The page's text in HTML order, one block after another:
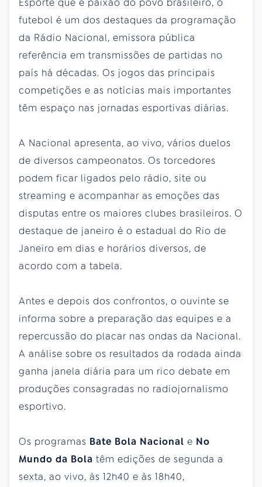
futebol é um dos destaques da programação
da Rádio Nacional, emissora pública
referência em transmissões de partidas no
país há décadas. Os jogos das principais
competições e as notícias mais importantes
têm espaço nas jornadas esportivas diárias.
A Nacional apresenta, ao vivo, vários duelos
de diversos campeonatos. Os torcedores
podem ficar ligados pelo rádio, site ou
streaming e acompanhar as emoções das
disputas entre os maiores clubes brasileiros. O
destaque de janeiro é o estadual do Rio de
Janeiro em dias e horários diversos, de
acordo com a tabela.
Antes e depois dos confrontos, o ouvinte se
informa sobre a preparação das equipes e a
repercussão do placar nas ondas da Nacional.
A análise sobre os resultados da rodada ainda
ganha janela diária para um rico debate em
produções consagradas no radiojornalismo
esportivo.
Os programas Bate Bola Nacional e No
Mundo da Bola têm edições de segunda a
sexta, ao vivo, às 12h40 e às 18h40,